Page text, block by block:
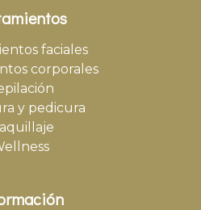
faciales
corporales
y pedicura